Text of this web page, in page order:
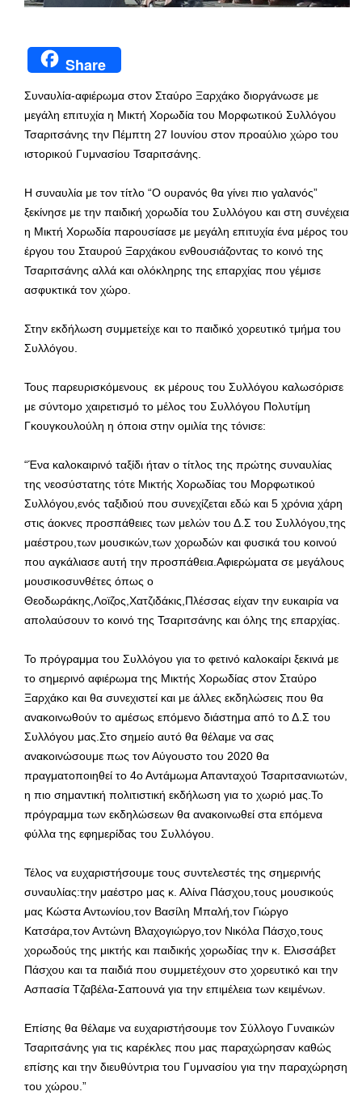
Share
Συναυλία-αφιέρωμα στον Σταύρο Ξαρχάκο διοργάνωσε με
μεγάλη επιτυχία η Μικτή Χορωδία του Μορφωτικού Συλλόγου
Τσαριτσάνης την Πέμπτη 27 Ιουνίου στον προαύλιο χώρο του
ιστορικού Γυμνασίου Τσαριτσάνης.
Η συναυλία με τον τίτλο “Ο ουρανός θα γίνει πιο γαλανός”
ξεκίνησε με την παιδική χορωδία του Συλλόγου και στη συνέχεια
η Μικτή Χορωδία παρουσίασε με μεγάλη επιτυχία ένα μέρος του
έργου του Σταυρού Ξαρχάκου ενθουσιάζοντας το κοινό της
Τσαριτσάνης αλλά και ολόκληρης της επαρχίας που γέμισε
ασφυκτικά τον χώρο.
Στην εκδήλωση συμμετείχε και το παιδικό χορευτικό τμήμα του
Συλλόγου.
Τους παρευρισκόμενους εκ μέρους του Συλλόγου καλωσόρισε
με σύντομο χαιρετισμό το μέλος του Συλλόγου Πολυτίμη
Γκουγκουλούλη η όποια στην ομιλία της τόνισε:
“Ένα καλοκαιρινό ταξίδι ήταν ο τίτλος της πρώτης συναυλίας
της νεοσύστατης τότε Μικτής Χορωδίας του Μορφωτικού
Συλλόγου,ενός ταξιδιού που συνεχίζεται εδώ και 5 χρόνια χάρη
στις άοκνες προσπάθειες των μελών του Δ.Σ του Συλλόγου,της
μαέστρου,των μουσικών,των χορωδών και φυσικά του κοινού
που αγκάλιασε αυτή την προσπάθεια.Αφιερώματα σε μεγάλους
μουσικοσυνθέτες όπως ο
Θεοδωράκης,Λοϊζος,Χατζιδάκις,Πλέσσας είχαν την ευκαιρία να
απολαύσουν το κοινό της Τσαριτσάνης και όλης της επαρχίας.
Το πρόγραμμα του Συλλόγου για το φετινό καλοκαίρι ξεκινά με
το σημερινό αφιέρωμα της Μικτής Χορωδίας στον Σταύρο
Ξαρχάκο και θα συνεχιστεί και με άλλες εκδηλώσεις που θα
ανακοινωθούν το αμέσως επόμενο διάστημα από το Δ.Σ του
Συλλόγου μας.Στο σημείο αυτό θα θέλαμε να σας
ανακοινώσουμε πως τον Αύγουστο του 2020 θα
πραγματοποιηθεί το 4ο Αντάμωμα Απανταχού Τσαριτσανιωτών,
η πιο σημαντική πολιτιστική εκδήλωση για το χωριό μας.Το
πρόγραμμα των εκδηλώσεων θα ανακοινωθεί στα επόμενα
φύλλα της εφημερίδας του Συλλόγου.
Τέλος να ευχαριστήσουμε τους συντελεστές της σημερινής
συναυλίας:την μαέστρο μας κ. Αλίνα Πάσχου,τους μουσικούς
μας Κώστα Αντωνίου,τον Βασίλη Μπαλή,τον Γιώργο
Κατσάρα,τον Αντώνη Βλαχογιώργο,τον Νικόλα Πάσχο,τους
χορωδούς της μικτής και παιδικής χορωδίας την κ. Ελισσάβετ
Πάσχου και τα παιδιά που συμμετέχουν στο χορευτικό και την
Ασπασία Τζαβέλα-Σαπουνά για την επιμέλεια των κειμένων.
Επίσης θα θέλαμε να ευχαριστήσουμε τον Σύλλογο Γυναικών
Τσαριτσάνης για τις καρέκλες που μας παραχώρησαν καθώς
επίσης και την διευθύντρια του Γυμνασίου για την παραχώρηση
του χώρου.”